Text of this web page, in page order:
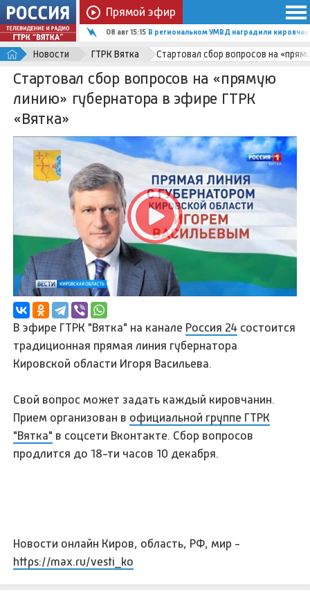
Прямой эфир
08 авг 15:15 В региональном УМВД наградили
Новости ГТРК Вятка Стартовал сбор вопросов на
Стартовал сбор вопросов на «прямую
линию» губернатора в эфире ГТРК
«Вятка»
В эфире ГТРК "Вятка" на канале Россия 24 состоится
традиционная прямая линия губернатора
Кировской области Игоря Васильева.
Свой вопрос может задать каждый кировчанин.
Прием организован в официальной группе ГТРК
"Вятка" в соцсети Вконтакте. Сбор вопросов
продлится до 18-ти часов 10 декабря.
Новости онлайн Киров, область, РФ, мир -
https://max.ru/vesti_ko